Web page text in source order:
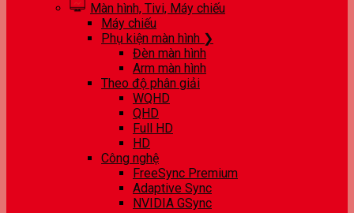
Màn hình, Tivi, Máy chiếu
Máy chiếu
Phụ kiện màn hình ❯
Đèn màn hình
Arm màn hình
Theo độ phân giải
WQHD
QHD
Full HD
HD
Công nghệ
FreeSync Premium
Adaptive Sync
NVIDIA GSync